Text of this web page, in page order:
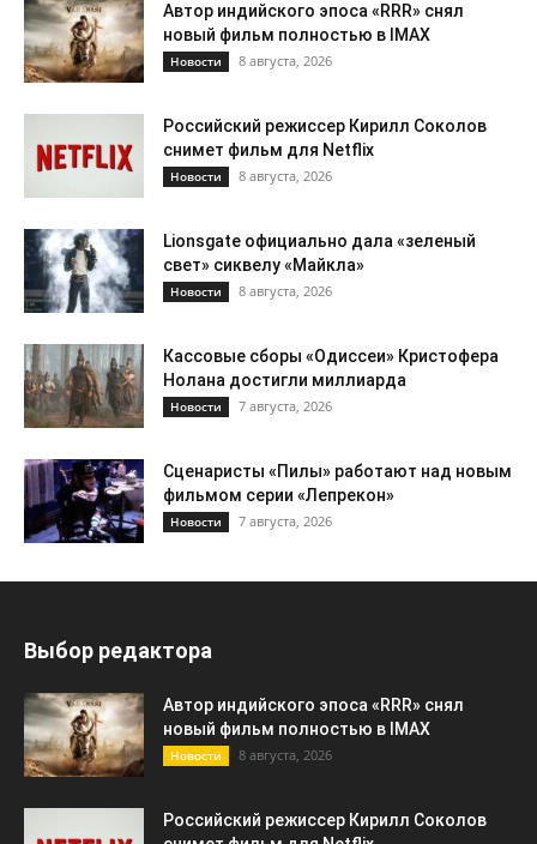
Автор индийского эпоса «RRR» снял
новый фильм полностью в IMAX
Новости 8 августа, 2026
Российский режиссер Кирилл Соколов
снимет фильм для Netflix
Новости 8 августа, 2026
Lionsgate официально дала «зеленый
свет» сиквелу «Майкла»
Новости 8 августа, 2026
Кассовые сборы «Одиссеи» Кристофера
Нолана достигли миллиарда
Новости 7 августа, 2026
Сценаристы «Пилы» работают над новым
фильмом серии «Лепрекон»
Новости 7 августа, 2026
Выбор редактора
Автор индийского эпоса «RRR» снял
новый фильм полностью в IMAX
Новости 8 августа, 2026
Российский режиссер Кирилл Соколов